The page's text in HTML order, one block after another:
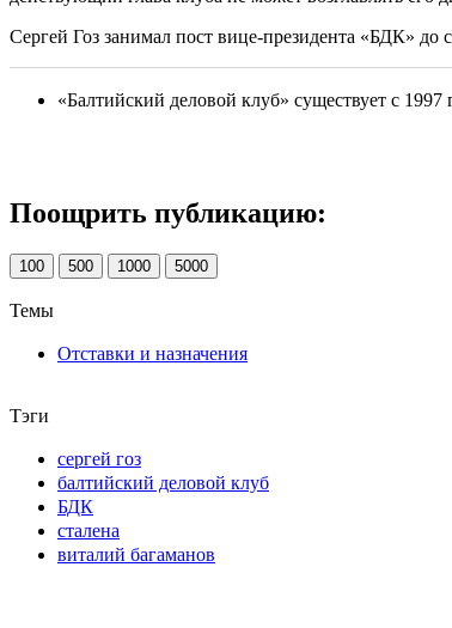
Сергей Гоз занимал пост вице-президента «БДК» до
«Балтийский деловой клуб» существует с
Поощрить публикацию:
100 500 1000 5000
Темы
Отставки и назначения
Тэги
сергей гоз
балтийский деловой клуб
БДК
сталена
виталий багаманов